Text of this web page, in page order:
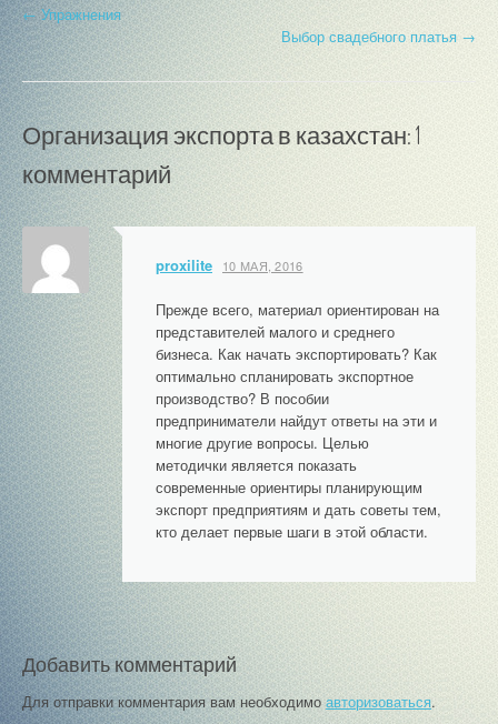
Н
а
в
и
г
а
ц
и
я
п
о
з
а
п
и
с
я
м
←Упражнения
Выбор свадебного платья →
Организация экспорта в казахстан: 1
комментарий
proxilite 10 МАЯ, 2016
Прежде всего, материал ориентирован на
представителей малого и среднего
бизнеса. Как начать экспортировать? Как
оптимально спланировать экспортное
производство? В пособии
предприниматели найдут ответы на эти и
многие другие вопросы. Целью
методички является показать
современные ориентиры планирующим
экспорт предприятиям и дать советы тем,
кто делает первые шаги в этой области.
Добавить комментарий
Для отправки комментария вам необходимоавторизоваться.